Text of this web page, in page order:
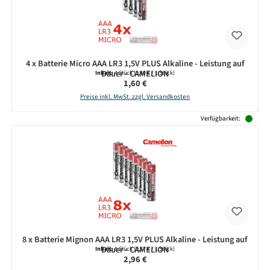
4 x Batterie Micro AAA LR3 1,5V PLUS Alkaline - Leistung auf
Dauer - CAMELION
Inhalt:4 Stück(0,40 € / 1 Stück)
Regulärer Preis:
1,60 €
Preise inkl. MwSt. zzgl. Versandkosten
Verfügbarkeit:
8 x Batterie Mignon AAA LR3 1,5V PLUS Alkaline - Leistung auf
Dauer - CAMELION
Inhalt:8 Stück(0,37 € / 1 Stück)
Regulärer Preis:
2,96 €